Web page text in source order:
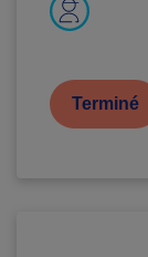
Terminé